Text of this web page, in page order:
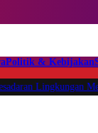
Politik & Kebijakan
Melalui